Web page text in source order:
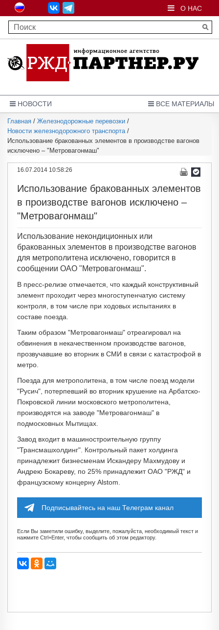
О НАС
ВСЕ МАТЕРИАЛЫ
НОВОСТИ
Главная / Железнодорожные перевозки /
Новости железнодорожного транспорта/
Использование бракованных элементов в производстве вагонов
исключено – "Метровагонмаш"
16.07.2014 10:58:26
Использование бракованных элементов
в производстве вагонов исключено –
"Метровагонмаш"
Использование некондиционных или
бракованных элементов в производстве вагонов
для метрополитена исключено, говорится в
сообщении ОАО "Метровагонмаш".
В пресс-релизе отмечается, что каждый конструктивный
элемент проходит через многоступенчатую систему
контроля, в том числе при ходовых испытаниях в
составе поезда.
Таким образом "Метровагонмаш" отреагировал на
обвинения в некачественном производстве вагонов,
прозвучавшие во вторник в СМИ в связи с катастрофой в
метро.
Поезда для метрополитена, в том числе поезд модели
"Русич", потерпевший во вторник крушение на Арбатско-
Покровской линии московского метрополитена,
производятся на заводе "Метровагонмаш" в
подмосковных Мытищах.
Завод входит в машиностроительную группу
"Трансмашхолдинг". Контрольный пакет холдинга
принадлежит бизнесменам Искандеру Махмудову и
Андрею Бокареву, по 25% принадлежит ОАО "РЖД" и
французскому концерну Alstom.
Подписывайтесь на наш Телеграм канал
Если Вы заметили ошибку, выделите, пожалуйста, необходимый текст и
нажмите Ctrl+Enter, чтобы сообщить об этом редактору.